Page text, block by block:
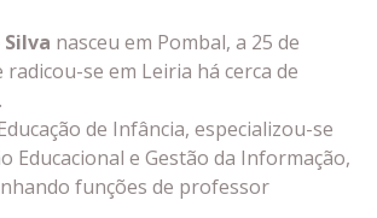
nasceu em Pombal, a 25 de
radicou-se em Leiria há cerca de
de Infância, especializou-se
Educacional e Gestão da Informação,
funções de professor